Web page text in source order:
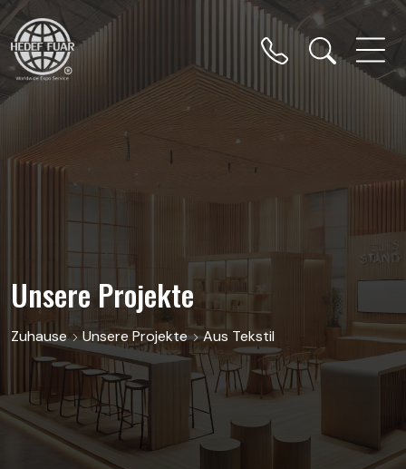
Unsere Projekte
Zuhause Unsere Projekte Aus Tekstil